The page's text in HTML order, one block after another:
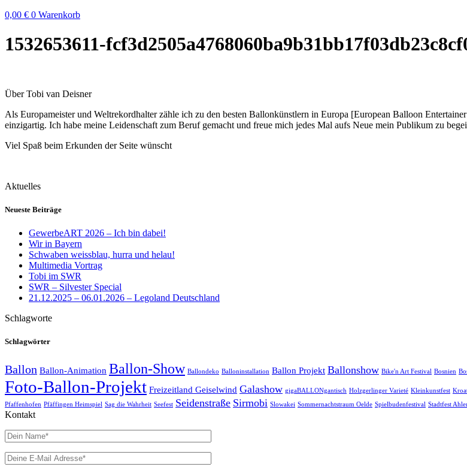
0,00 € 0 Warenkorb
1532653611-
Über Tobi van Deisner
Als Europameister und Weltrekordhalter zähle ich zu den besten Ballonkünstlern in Europa [European Balloon
einzigartig. Ich habe meine Leidenschaft zum Beruf gemacht und freue mich jedes Mal aufs Neue mein Publikum zu
Viel Spaß beim Erkunden der Seite wünscht
Aktuelles
Neueste Beiträge
GewerbeART 2026 – Ich bin dabei!
Wir in Bayern
Schwaben weissblau, hurra und helau!
Multimedia Vortrag
Tobi im SWR
SWR – Silvester Special
21.12.2025 – 06.01.2026 – Legoland Deutschland
Schlagworte
Schlagwörter
Ballon Ballon-Animation Ballon-Show Ballondeko Balloninstallation Ballon Projekt Ballonshow Bike'n Art Festival Bosnien
Foto-Ballon-Projekt Freizeitland Geiselwind Galashow gigaBALLONgantisch Holzgerlinger Varieté Kleinkunstfest
Pfaffenhofen Pfäffingen Heimspiel Sag die Wahrheit Seefest Seidenstraße Sirmobi Slowakei Sommernachtstraum Oelde Spielbudenfestival Stadtfest
Kontakt